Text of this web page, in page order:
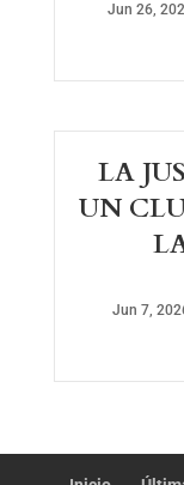
Jun 26,
LA
UN
Jun 7,